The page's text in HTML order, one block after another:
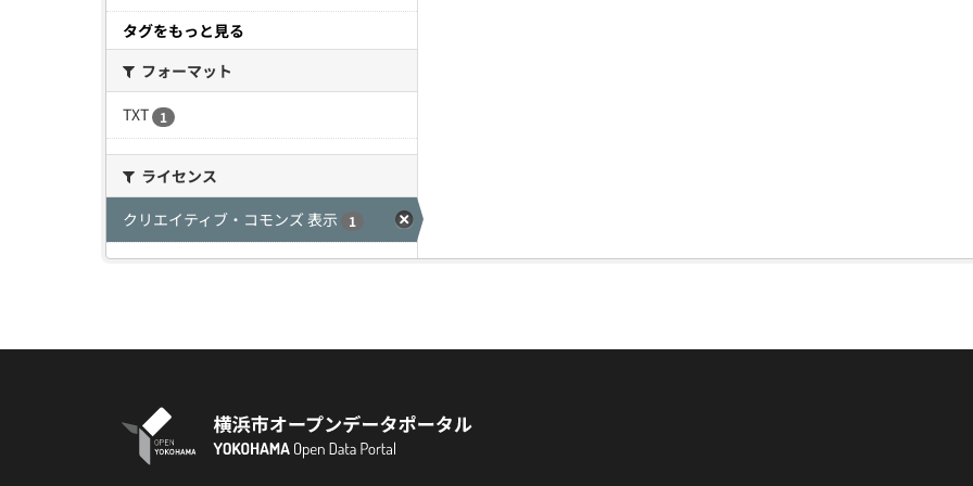
タグをもっと見る
フォーマット
TXT
1
ライセンス
クリエイティブ・コモンズ 表示
1